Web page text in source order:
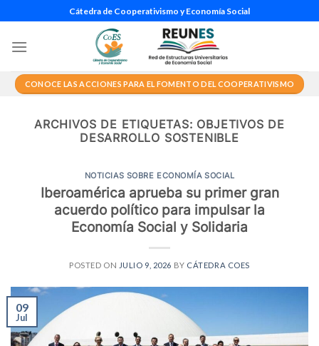
al
contenido
Cátedra de Cooperativismo y Economía Social
CONOCE LAS ACCIONES PARA EL FOMENTO DEL COOPERATIVISMO
ARCHIVOS DE ETIQUETAS: OBJETIVOS DE
DESARROLLO SOSTENIBLE
NOTICIAS SOBRE ECONOMÍA SOCIAL
Iberoamérica aprueba su primer gran
acuerdo político para impulsar la
Economía Social y Solidaria
POSTED ON JULIO 9, 2026 BY CÁTEDRA COES
09
Jul